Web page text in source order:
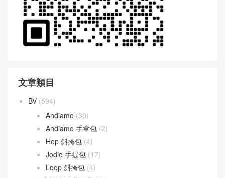
文章類目
BV (594)
Andiamo (30)
Andiamo 手拿包 (2)
Hop 斜挎包 (4)
Jodie 手提包 (17)
Loop 斜挎包 (4)